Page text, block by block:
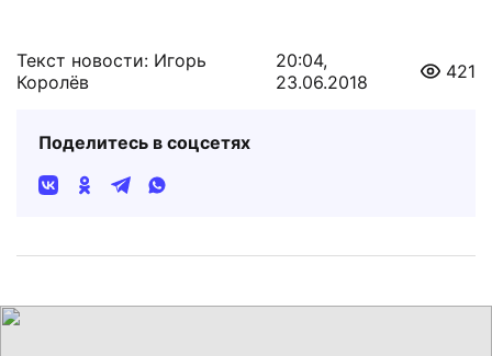
Текст новости: Игорь
Королёв
20:04,
23.06.2018
421
Поделитесь в соцсетях